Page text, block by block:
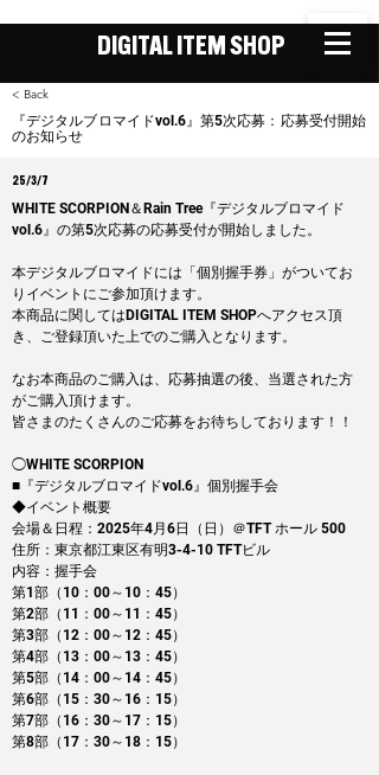
DIGITAL ITEM SHOP
< Back
『デジタルブロマイドvol.6』第5次応募：応募受付開始
のお知らせ
25/3/7
WHITE SCORPION＆Rain Tree『デジタルブロマイド
vol.6』の第5次応募の応募受付が開始しました。
本デジタルブロマイドには「個別握手券」がついてお
りイベントにご参加頂けます。
本商品に関してはDIGITAL ITEM SHOPへアクセス頂
き、ご登録頂いた上でのご購入となります。
なお本商品のご購入は、応募抽選の後、当選された方
がご購入頂けます。
皆さまのたくさんのご応募をお待ちしております！！
◯WHITE SCORPION
■『デジタルブロマイドvol.6』個別握手会
◆イベント概要
会場＆日程：2025年4月6日（日）＠TFT ホール 500
住所：東京都江東区有明3-4-10 TFTビル
内容：握手会
第1部（10：00～10：45）
第2部（11：00～11：45）
第3部（12：00～12：45）
第4部（13：00～13：45）
第5部（14：00～14：45）
第6部（15：30～16：15）
第7部（16：30～17：15）
第8部（17：30～18：15）